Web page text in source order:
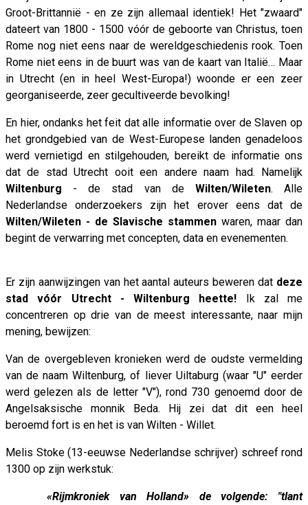
Groot-Brittannië - en ze zijn allemaal identiek! Het "zwaard"
dateert van 1800 - 1500 vóór de geboorte van Christus, toen
Rome nog niet eens naar de wereldgeschiedenis rook. Toen
Rome niet eens in de buurt was van de kaart van Italië… Maar
in Utrecht (en in heel West-Europa!) woonde er een zeer
georganiseerde, zeer gecultiveerde bevolking!
En hier, ondanks het feit dat alle informatie over de Slaven op
het grondgebied van de West-Europese landen genadeloos
werd vernietigd en stilgehouden, bereikt de informatie ons
dat de stad Utrecht ooit een andere naam had. Namelijk
Wiltenburg - de stad van de Wilten/Wileten. Alle
Nederlandse onderzoekers zijn het erover eens dat de
Wilten/Wileten - de Slavische stammen waren, maar dan
begint de verwarring met concepten, data en evenementen.
Er zijn aanwijzingen van het aantal auteurs beweren dat deze
stad vóór Utrecht - Wiltenburg heette! Ik zal me
concentreren op drie van de meest interessante, naar mijn
mening, bewijzen:
Van de overgebleven kronieken werd de oudste vermelding
van de naam Wiltenburg, of liever Uiltaburg (waar "U" eerder
werd gelezen als de letter "V"), rond 730 genoemd door de
Angelsaksische monnik Beda. Hij zei dat dit een heel
beroemd fort is en het is van Wilten - Willet.
Melis Stoke (13-eeuwse Nederlandse schrijver) schreef rond
1300 op zijn werkstuk:
«Rijmkroniek van Holland» de volgende: "tlant